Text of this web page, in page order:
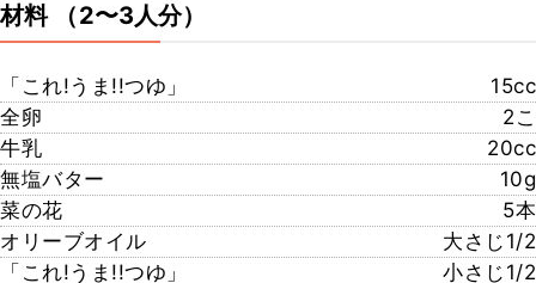
材料 （2〜3人分）
「これ!うま!!つゆ」
15cc
全卵
2こ
牛乳
20cc
無塩バター
10g
菜の花
5本
オリーブオイル
大さじ1/2
「これ!うま!!つゆ」
小さじ1/2